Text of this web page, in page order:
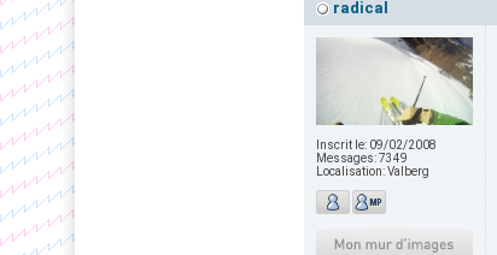
radical
Inscrit le: 09/02/2008
Messages:7349
Localisation:Valberg